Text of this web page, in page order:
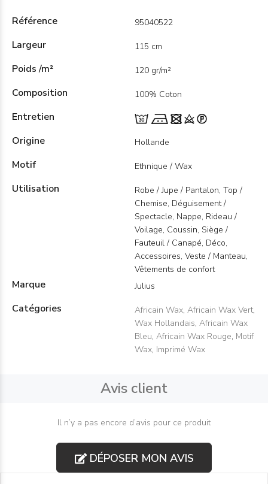
Référence 95040522
Largeur 115 cm
Poids /m² 120 gr/m²
Composition 100% Coton
Entretien
Origine
Hollande
Motif Ethnique / Wax
Utilisation
Robe / Jupe / Pantalon, Top /
Chemise, Déguisement /
Spectacle, Nappe, Rideau /
Voilage, Coussin, Siège /
Fauteuil / Canapé, Déco,
Accessoires, Veste / Manteau,
Vêtements de confort
Marque Julius
Catégories Africain Wax, Africain Wax Vert,
Wax Hollandais, Africain Wax
Bleu, Africain Wax Rouge, Motif
Wax, Imprimé Wax
Avis client
Il n’y a pas encore d’avis pour ce produit
DÉPOSER MON AVIS